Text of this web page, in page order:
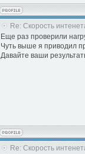
Re: Скорость
Еще раз проверили
Чуть выше я приводил
Давайте ваши
Re: Скорость